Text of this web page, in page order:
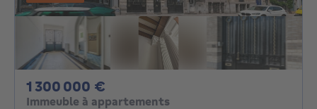
1 300 000 €
Immeuble à appartements